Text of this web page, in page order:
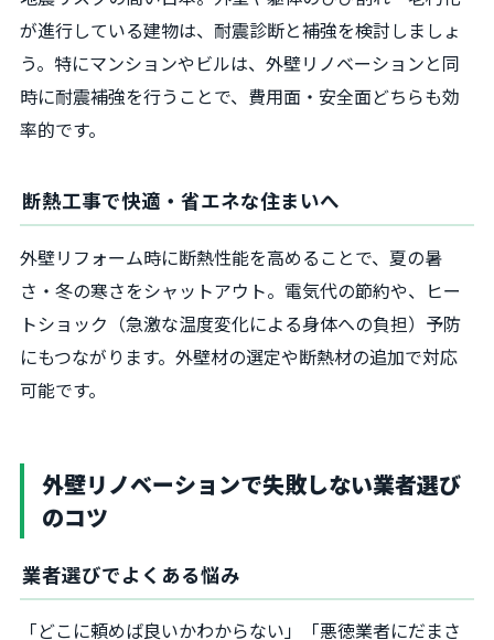
が進行している建物は、耐震診断と補強を検討しましょ
う。特にマンションやビルは、外壁リノベーションと同
時に耐震補強を行うことで、費用面・安全面どちらも効
率的です。
断熱工事で快適・省エネな住まいへ
外壁リフォーム時に断熱性能を高めることで、夏の暑
さ・冬の寒さをシャットアウト。電気代の節約や、ヒー
トショック（急激な温度変化による身体への負担）予防
にもつながります。外壁材の選定や断熱材の追加で対応
可能です。
外壁リノベーションで失敗しない業者選び
のコツ
業者選びでよくある悩み
「どこに頼めば良いかわからない」「悪徳業者にだまさ